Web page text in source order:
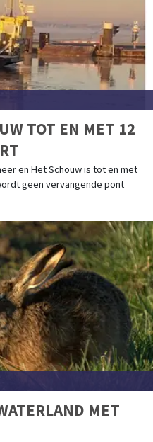
TOT EN MET 12
en Het Schouw is tot en met
geen vervangende pont
MET